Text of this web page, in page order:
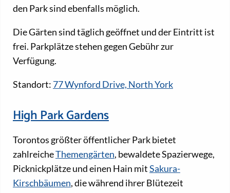
den Park sind ebenfalls möglich.
Die Gärten sind täglich geöffnet und der Eintritt ist
frei. Parkplätze stehen gegen Gebühr zur
Verfügung.
Standort: 77 Wynford Drive, North York
High Park Gardens
Torontos größter öffentlicher Park bietet
zahlreicheThemengärten, bewaldete Spazierwege,
Picknickplätze und einen Hain mitSakura-
Kirschbäumen, die während ihrer Blütezeit